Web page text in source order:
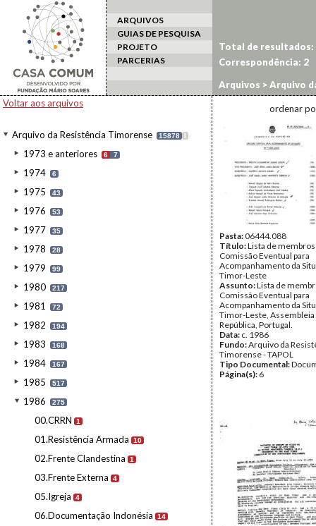
ARQUIVOS
GUIAS DE PESQUISA
PROJETO
PARCERIAS
Voltar aos arquivos
Arquivo da Resistência Timorense 15878 I
1973 e anteriores 6 7
1974 6
1975 43
1976 53
1977 35
1978 28
1979 99
1980 217
1981 72
1982 194
1983 168
1984 167
1985 517
1986 275
00.CRRN 1
01.Resistência Armada 10
02.Frente Clandestina 1
03.Frente Externa 4
05.Igreja 4
06.Documentação Indonésia 14
Total de resultados:
Correspondência: 2
Arquivos >Arquivo
(Potência Adm.)
ordenar
Pasta:06444.088
Título:Lista de membros
Comissão Eventual para
Acompanhamento da
Timor-Leste
Assunto:Lista de
Comissão Eventual para
Acompanhamento da
Timor-Leste, Assembleia
República, Portugal.
Data: c. 1986
Fundo:Arquivo da
Timorense - TAPOL
Tipo Documental:
Página(s): 6